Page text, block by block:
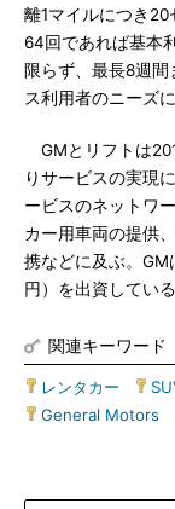
離1マイルにつき
64回であれば基本
限らず、最長8週
ス利用者のニーズ
GMとリフトは
りサービスの実現
ービスのネットワ
カー用車両の提供
携などに及ぶ。
円）を出資している
関連キーワード
レンタカー
General Motors